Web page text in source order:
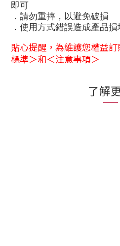
即可
．請勿重摔，以避免破損
．使用方式錯誤造成產品
貼心提醒，為維護您權益
標準＞和＜注意事項＞
了解